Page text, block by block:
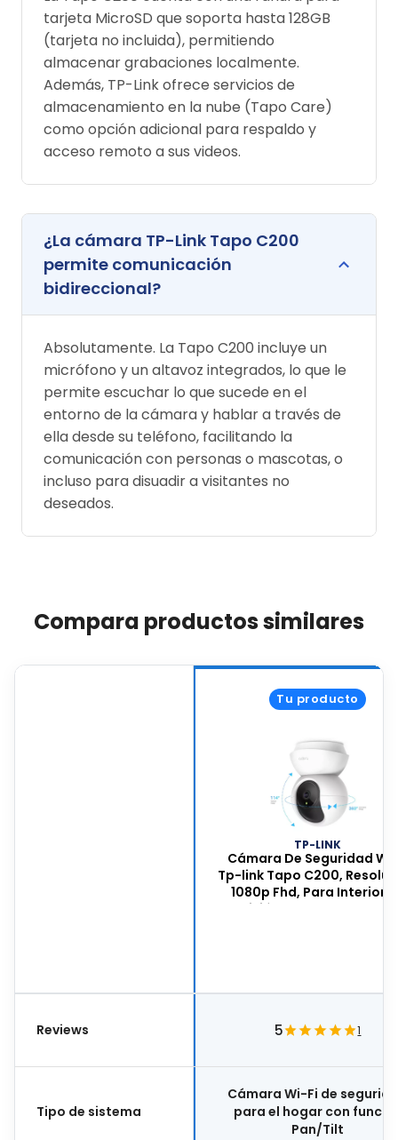
tarjeta MicroSD que soporta hasta 128GB
(tarjeta no incluida), permitiendo
almacenar grabaciones localmente.
Además, TP-Link ofrece servicios de
almacenamiento en la nube (Tapo Care)
como opción adicional para respaldo y
acceso remoto a sus videos.
¿La cámara TP-Link Tapo C200
permite comunicación
bidireccional?
Absolutamente. La Tapo C200 incluye un
micrófono y un altavoz integrados, lo que le
permite escuchar lo que sucede en el
entorno de la cámara y hablar a través de
ella desde su teléfono, facilitando la
comunicación con personas o mascotas, o
incluso para disuadir a visitantes no
deseados.
Compara productos similares
Tu producto
TP-LINK
Cámara De Seguridad
Tp-link Tapo C200,
1080p Fhd, Para
Visión Nocturna Y Audio
Reviews 5 1
Tipo de sistema
Cámara Wi-Fi de
para el hogar con
Pan/Tilt